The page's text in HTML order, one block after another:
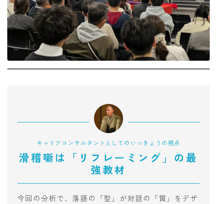
キャリアコンサルタントとしてのいっきょうの視点
滑稽噺は「リフレーミング」の最
強教材
今回の分析で、落語の「型」が対話の「質」をデザ